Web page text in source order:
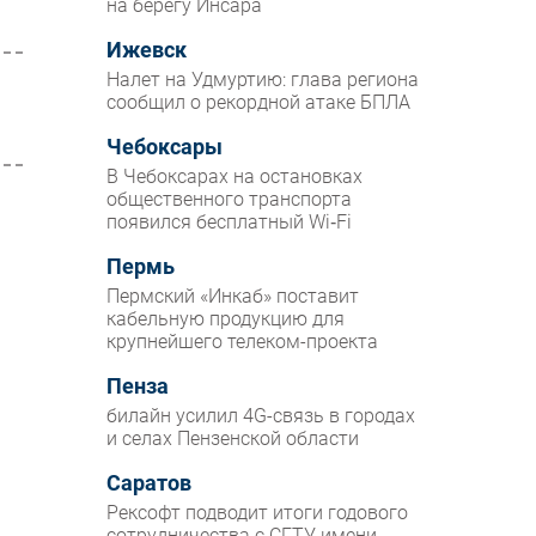
на берегу Инсара
Ижевск
Налет на Удмуртию: глава региона
сообщил о рекордной атаке БПЛА
Чебоксары
В Чебоксарах на остановках
общественного транспорта
появился бесплатный Wi‑Fi
Пермь
Пермский «Инкаб» поставит
кабельную продукцию для
крупнейшего телеком-проекта
Пенза
билайн усилил 4G-связь в городах
и селах Пензенской области
Саратов
Рексофт подводит итоги годового